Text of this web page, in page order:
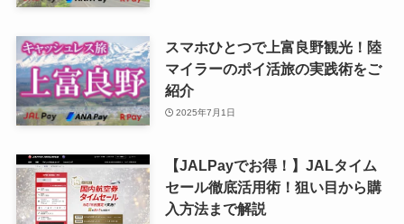
スマホひとつで上富良野観光！陸
マイラーのポイ活旅の実践術をご
紹介
2025年7月1日
【JALPayでお得！】JALタイム
セール徹底活用術！狙い目から購
入方法まで解説